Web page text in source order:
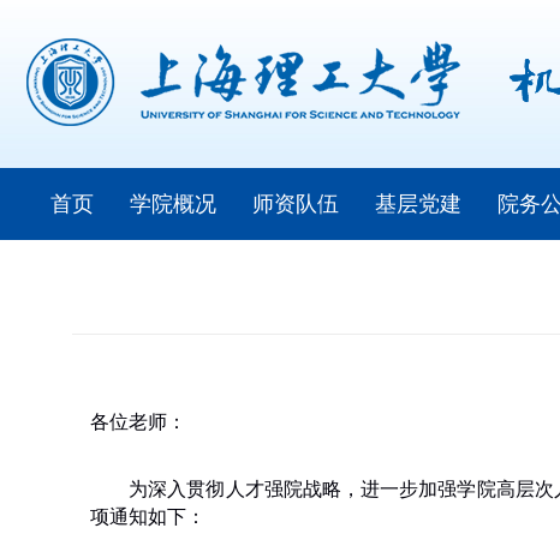
首页 学院概况 师资队伍 基层党建 院务
各位老师：
为深入贯彻人才强院战略，进一步加强学院高层
项通知如下：